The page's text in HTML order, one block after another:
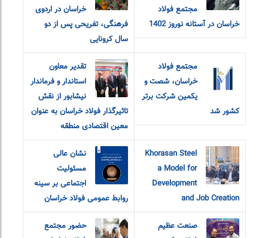
مجتمع فولاد
خراسان در آستانه نوروز 1402
خراسان در اردوی
فرهنگی، تفریحی پس از دو
سال کرونایی
مجتمع فولاد
خراسان، شصت و
یکمین شرکت برتر
کشور شد
تقدیر معاون
استاندار و فرماندار
نیشابور از نقش
تاثیرگذار فولاد خراسان به عنوان
معین اقتصادی منطقه
Khorasan Steel
a Model for
Development
and Job Creation
نشان عالی
مسئولیت
اجتماعی بر سینه
روابط عمومی فولاد خراسان
صنعت عظیم
حضور مجتمع